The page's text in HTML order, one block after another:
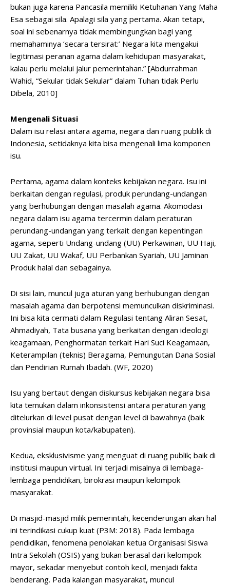
bukan juga karena Pancasila memiliki Ketuhanan Yang Maha
Esa sebagai sila. Apalagi sila yang pertama. Akan tetapi,
soal ini sebenarnya tidak membingungkan bagi yang
memahaminya ‘secara tersirat:’ Negara kita mengakui
legitimasi peranan agama dalam kehidupan masyarakat,
kalau perlu melalui jalur pemerintahan.” [Abdurrahman
Wahid, “Sekular tidak Sekular” dalam Tuhan tidak Perlu
Dibela, 2010]
Mengenali Situasi
Dalam isu relasi antara agama, negara dan ruang publik di
Indonesia, setidaknya kita bisa mengenali lima komponen
isu.
Pertama, agama dalam konteks kebijakan negara. Isu ini
berkaitan dengan regulasi, produk perundang-undangan
yang berhubungan dengan masalah agama. Akomodasi
negara dalam isu agama tercermin dalam peraturan
perundang-undangan yang terkait dengan kepentingan
agama, seperti Undang-undang (UU) Perkawinan, UU Haji,
UU Zakat, UU Wakaf, UU Perbankan Syariah, UU Jaminan
Produk halal dan sebagainya.
Di sisi lain, muncul juga aturan yang berhubungan dengan
masalah agama dan berpotensi memunculkan diskriminasi.
Ini bisa kita cermati dalam Regulasi tentang Aliran Sesat,
Ahmadiyah, Tata busana yang berkaitan dengan ideologi
keagamaan, Penghormatan terkait Hari Suci Keagamaan,
Keterampilan (teknis) Beragama, Pemungutan Dana Sosial
dan Pendirian Rumah Ibadah. (WF, 2020)
Isu yang bertaut dengan diskursus kebijakan negara bisa
kita temukan dalam inkonsistensi antara peraturan yang
ditelurkan di level pusat dengan level di bawahnya (baik
provinsial maupun kota/kabupaten).
Kedua, eksklusivisme yang menguat di ruang publik; baik di
institusi maupun virtual. Ini terjadi misalnya di lembaga-
lembaga pendidikan, birokrasi maupun kelompok
masyarakat.
Di masjid-masjid milik pemerintah, kecenderungan akan hal
ini terindikasi cukup kuat (P3M: 2018). Pada lembaga
pendidikan, fenomena penolakan ketua Organisasi Siswa
Intra Sekolah (OSIS) yang bukan berasal dari kelompok
mayor, sekadar menyebut contoh kecil, menjadi fakta
benderang. Pada kalangan masyarakat, muncul